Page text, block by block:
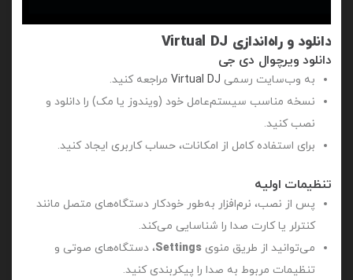
دانلود و راه‌اندازی Virtual DJ
دانلود ویرچوال دی جی
به وب‌سایت رسمی Virtual DJمراجعه کنید.
نسخه مناسب سیستم‌عامل خود (ویندوز یا مک) را دانلود و
نصب کنید.
برای استفاده کامل از امکانات، حساب کاربری ایجاد کنید.
تنظیمات اولیه
پس از نصب، نرم‌افزار به‌طور خودکار دستگاه‌های متصل مانند
کنترلر یا کارت صدا را شناسایی می‌کند.
می‌توانید از طریق منوی Settings، دستگاه‌های صوتی و
تنظیمات مربوط به صدا را پیکربندی کنید.